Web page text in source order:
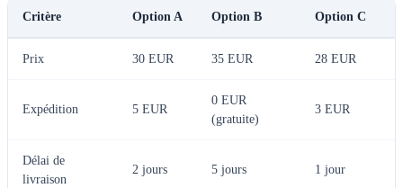
Critère Option A Option B Option C
Prix 30 EUR 35 EUR 28 EUR
Expédition 5 EUR
0 EUR
(gratuite)
3 EUR
Délai de
livraison
2 jours 5 jours 1 jour